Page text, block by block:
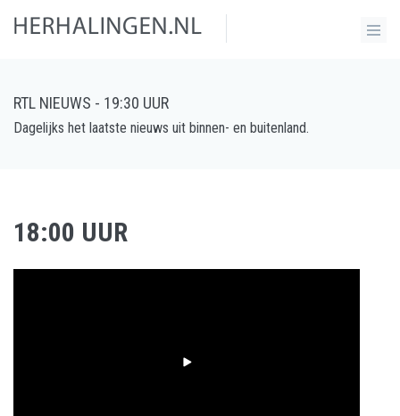
RTL NIEUWS - 19:30 UUR
Dagelijks het laatste nieuws uit binnen- en buitenland.
18:00 UUR